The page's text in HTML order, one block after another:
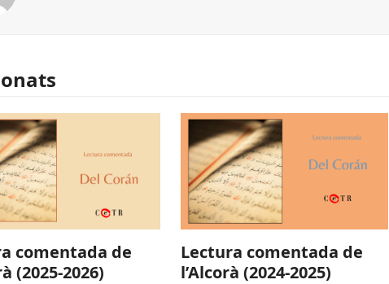
comentada de
(2025-2026)
Lectura comentada de
l’Alcorà (2024-2025)